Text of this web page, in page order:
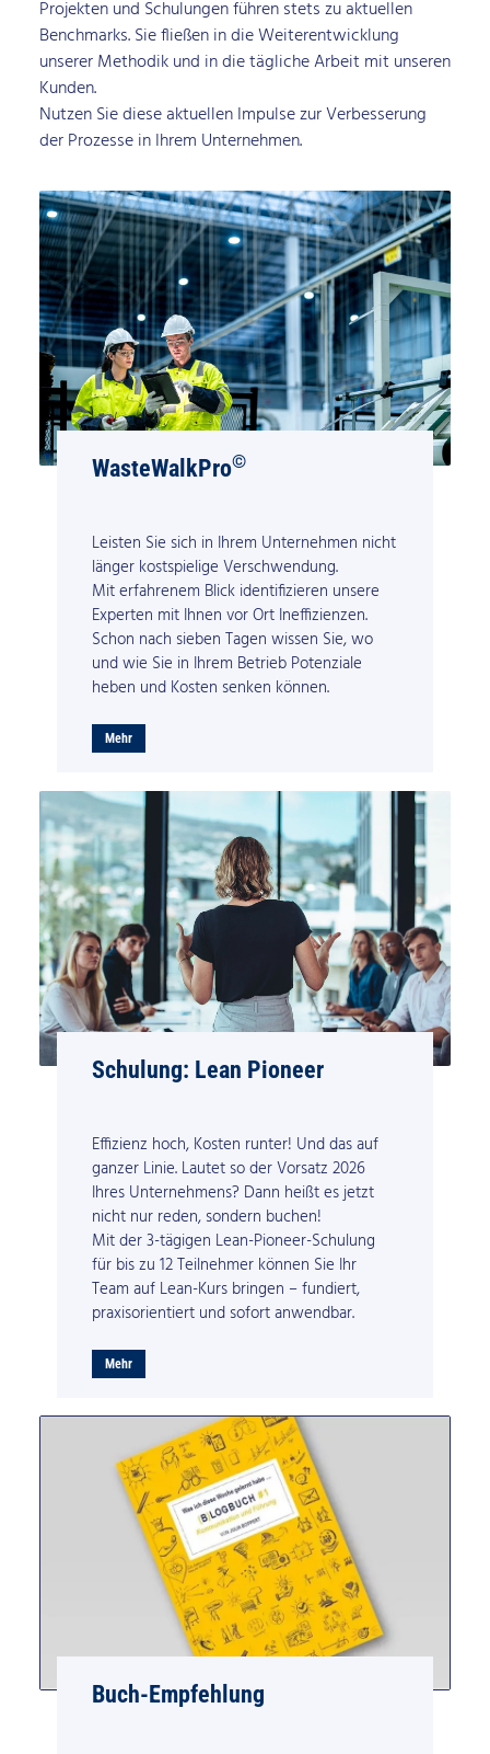
Projekten und Schulungen führen stets zu aktuellen
Benchmarks. Sie fließen in die Weiterentwicklung
unserer Methodik und in die tägliche Arbeit mit unseren
Kunden.
Nutzen Sie diese aktuellen Impulse zur Verbesserung
der Prozesse in Ihrem Unternehmen.
WasteWalkPro©
Leisten Sie sich in Ihrem Unternehmen nicht
länger kostspielige Verschwendung.
Mit erfahrenem Blick identifizieren unsere
Experten mit Ihnen vor Ort Ineffizienzen.
Schon nach sieben Tagen wissen Sie, wo
und wie Sie in Ihrem Betrieb Potenziale
heben und Kosten senken können.
Mehr
Schulung: Lean Pioneer
Effizienz hoch, Kosten runter! Und das auf
ganzer Linie. Lautet so der Vorsatz 2026
Ihres Unternehmens? Dann heißt es jetzt
nicht nur reden, sondern buchen!
Mit der 3-tägigen Lean-Pioneer-Schulung
für bis zu 12 Teilnehmer können Sie Ihr
Team auf Lean-Kurs bringen – fundiert,
praxisorientiert und sofort anwendbar.
Mehr
Buch-Empfehlung